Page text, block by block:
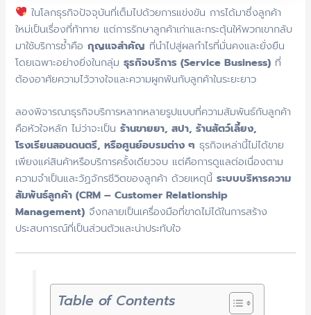
ในโลกธุรกิจปัจจุบันที่เต็มไปด้วยการแข่งขัน การได้มาซึ่งลูกค้า
ใหม่เป็นเรื่องที่ท้าทาย แต่การรักษาลูกค้าเก่าและกระตุ้นให้พวกเขากลับ
มาใช้บริการซ้ำคือกุญแจสำคัญ ที่นำไปสู่ผลกำไรที่มั่นคงและยั่งยืน
โดยเฉพาะอย่างยิ่งในกลุ่มธุรกิจบริการ (Service Business) ที่
ต้องอาศัยความไว้วางใจและความผูกพันกับลูกค้าในระยะยาว
ลองพิจารณาธุรกิจบริการหลากหลายรูปแบบที่ความสัมพันธ์กับลูกค้า
คือหัวใจหลัก ไม่ว่าจะเป็นร้านขายยา, สปา, ร้านสัตว์เลี้ยง,
โรงเรียนสอนดนตรี, หรือศูนย์อบรมต่าง ๆ ธุรกิจเหล่านี้ไม่ได้ขาย
เพียงแค่สินค้าหรือบริการครั้งเดียวจบ แต่คือการดูแลต่อเนื่องตาม
ความจำเป็นและวัฏจักรชีวิตของลูกค้า ด้วยเหตุนี้ระบบบริหารความ
สัมพันธ์ลูกค้า (CRM – Customer Relationship
Management) จึงกลายเป็นเครื่องมือที่ขาดไม่ได้ในการสร้าง
ประสบการณ์ที่เป็นส่วนตัวและน่าประทับใจ
Table of Contents